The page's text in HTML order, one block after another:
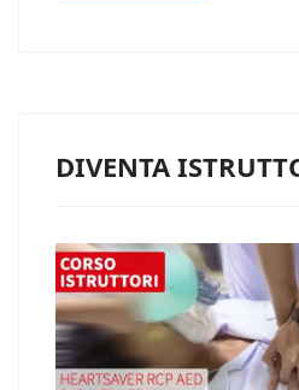
DIVENTA